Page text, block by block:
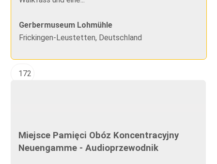
Gerbermuseum Lohmühle
Frickingen-Leustetten, Deutschland
172
Miejsce Pamięci Obóz Koncentracyjny
Neuengamme - Audioprzewodnik